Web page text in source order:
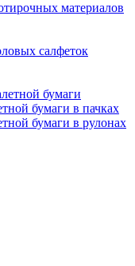
материалов
салфеток
бумаги
бумаги в пачках
бумаги в рулонах